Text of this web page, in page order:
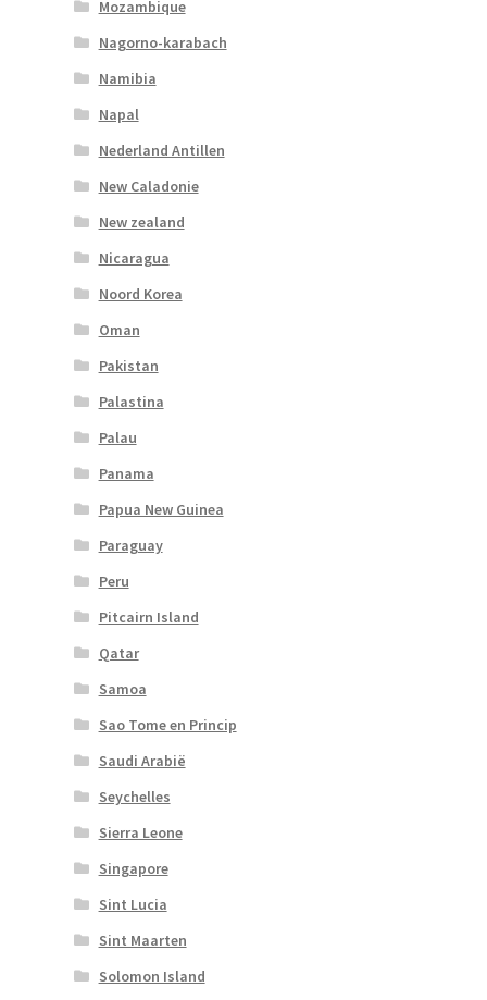
Mozambique
Nagorno-karabach
Namibia
Napal
Nederland Antillen
New Caladonie
New zealand
Nicaragua
Noord Korea
Oman
Pakistan
Palastina
Palau
Panama
Papua New Guinea
Paraguay
Peru
Pitcairn Island
Qatar
Samoa
Sao Tome en Princip
Saudi Arabië
Seychelles
Sierra Leone
Singapore
Sint Lucia
Sint Maarten
Solomon Island